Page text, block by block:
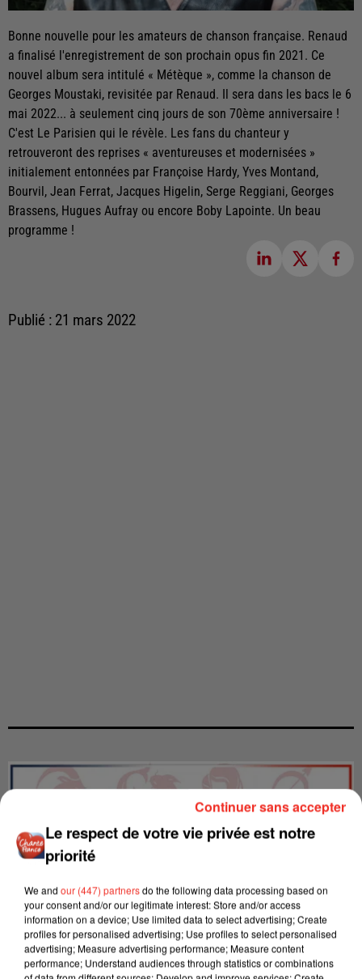
Bonne nouvelle pour les amateurs de chanson française. Renaud
a finalisé l'enregistrement de son prochain opus fin 2021. Ce
nouvel album sera intitulé « Métèque », comme la chanson de
Georges Moustaki, revisitée par Renaud. Il sera dans les bacs le 6
mai 2022... à seulement cinq jours de son 70ème anniversaire !
C'est Le Parisien qui le révèle. Les fans du chanteur y
retrouveront des reprises « aventureuses et modernisées »
initialement entonnées par Françoise Hardy, Yves Montand,
Bourvil, Jean Ferrat, Jacques Higelin, Serge Reggiani, Georges
Brassens, Hugues Aufray ou encore Boby Lapointe. Un beau
programme !
Publié : 21 mars 2022
Le respect de votre vie privée est notre
priorité
We and our (447) partnersdo the following data processing based on
your consent and/or our legitimate interest: Store and/or access
information on a device; Use limited data to select advertising; Create
profiles for personalised advertising; Use profiles to select personalised
advertising; Measure advertising performance; Measure content
performance; Understand audiences through statistics or combinations
Continuer sans accepter